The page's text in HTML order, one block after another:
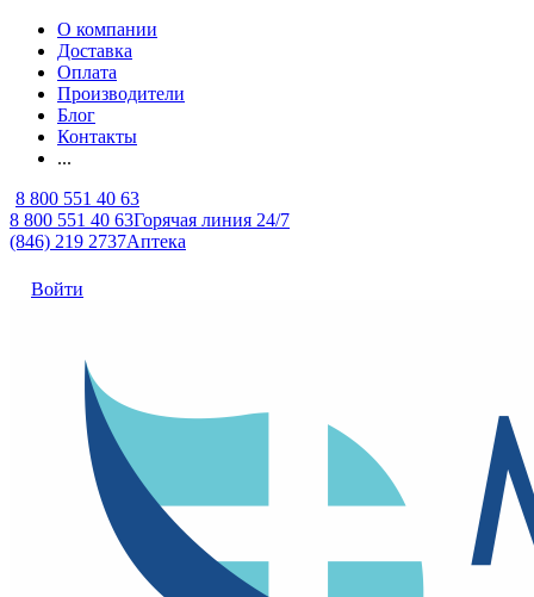
О компании
Доставка
Оплата
Производители
Блог
Контакты
...
8 800 551 40 63
8 800 551 40 63Горячая линия 24/7
(846) 219 2737Аптека
Войти